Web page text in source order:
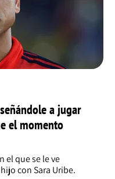
a jugar
el momento
el que se le ve
con Sara Uribe.